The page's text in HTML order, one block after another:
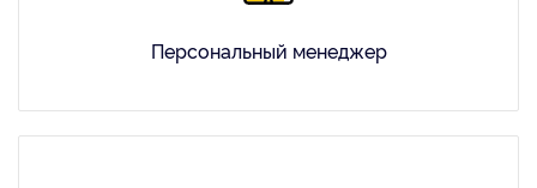
Персональный менеджер